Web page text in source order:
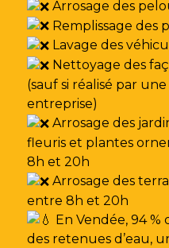
Arrosage des
Remplissage des
Lavage des
Nettoyage des
(sauf si réalisé par
entreprise)
Arrosage des
fleuris et plantes
8h et 20h
Arrosage des
entre 8h et 20h
En Vendée, 94
des retenues d’eau,